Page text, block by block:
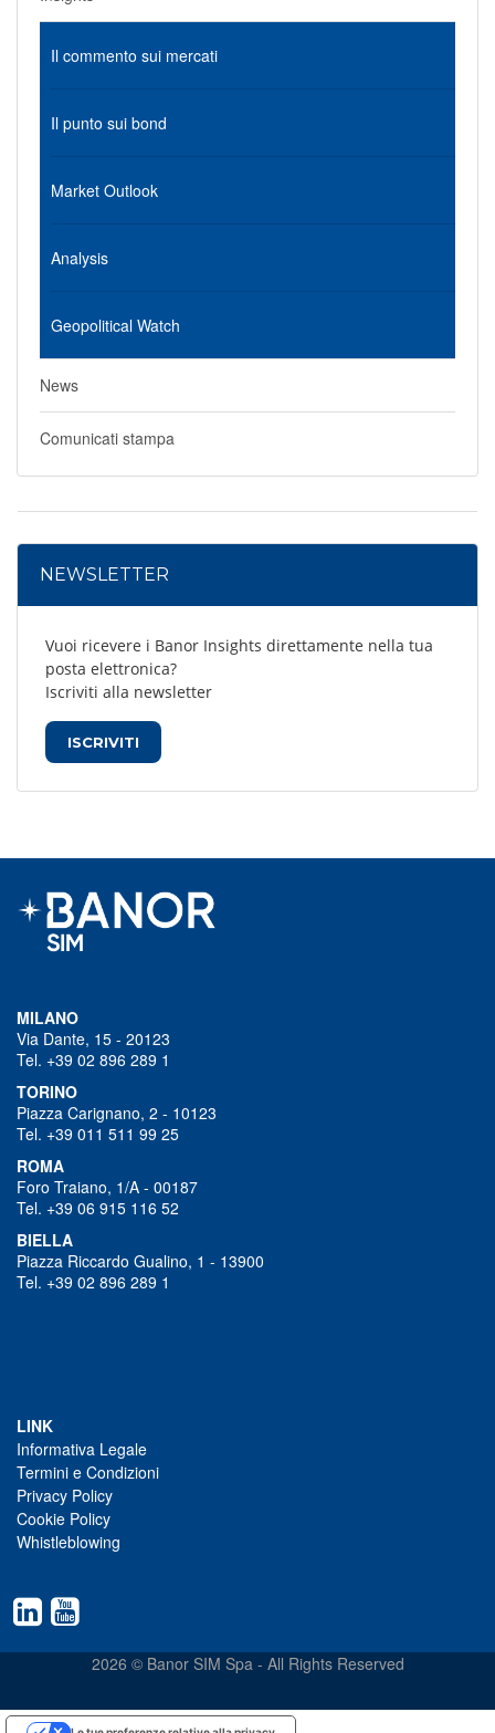
Il commento sui mercati
Il punto sui bond
Market Outlook
Analysis
Geopolitical Watch
News
Comunicati stampa
NEWSLETTER
Vuoi ricevere i Banor Insights direttamente nella tua
posta elettronica?
Iscriviti alla newsletter
ISCRIVITI
MILANO
Via Dante, 15 - 20123
Tel. +39 02 896 289 1
TORINO
Piazza Carignano, 2 - 10123
Tel. +39 011 511 99 25
ROMA
Foro Traiano, 1/A - 00187
Tel. +39 06 915 116 52
BIELLA
Piazza Riccardo Gualino, 1 - 13900
Tel. +39 02 896 289 1
LINK
Informativa Legale
Termini e Condizioni
Privacy Policy
Cookie Policy
Whistleblowing
2026 © Banor SIM Spa - All Rights Reserved